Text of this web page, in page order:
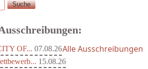
OF... 07.08.26
15.08.26
Alle Ausschreibungen